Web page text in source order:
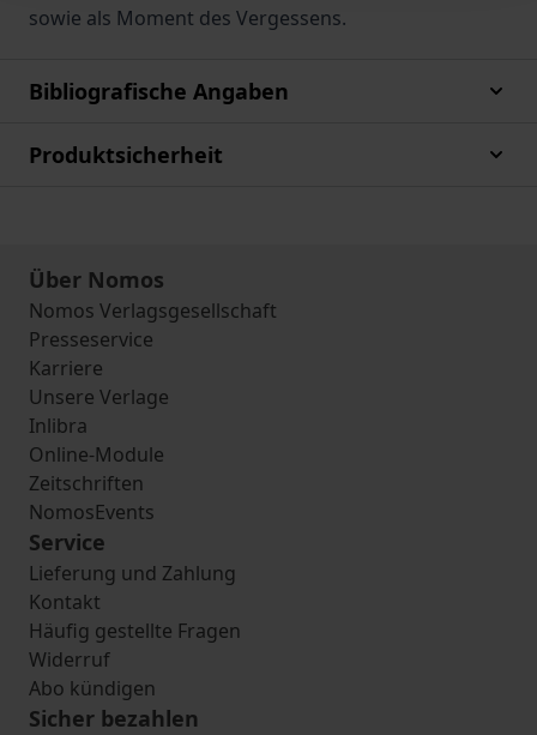
sowie als Moment des Vergessens.
Bibliografische Angaben
Produktsicherheit
Über Nomos
Nomos Verlagsgesellschaft
Presseservice
Karriere
Unsere Verlage
Inlibra
Online-Module
Zeitschriften
NomosEvents
Service
Lieferung und Zahlung
Kontakt
Häufig gestellte Fragen
Widerruf
Abo kündigen
Sicher bezahlen